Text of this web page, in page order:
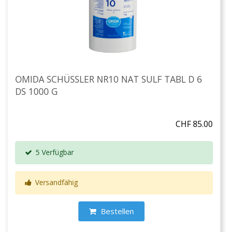
OMIDA SCHÜSSLER NR10 NAT SULF TABL D 6
DS 1000 G
CHF 85.00
5 Verfügbar
Versandfähig
Bestellen